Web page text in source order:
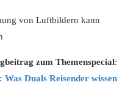
von Luftbildern kann
zum Themenspecial:
Duals Reisender wissen